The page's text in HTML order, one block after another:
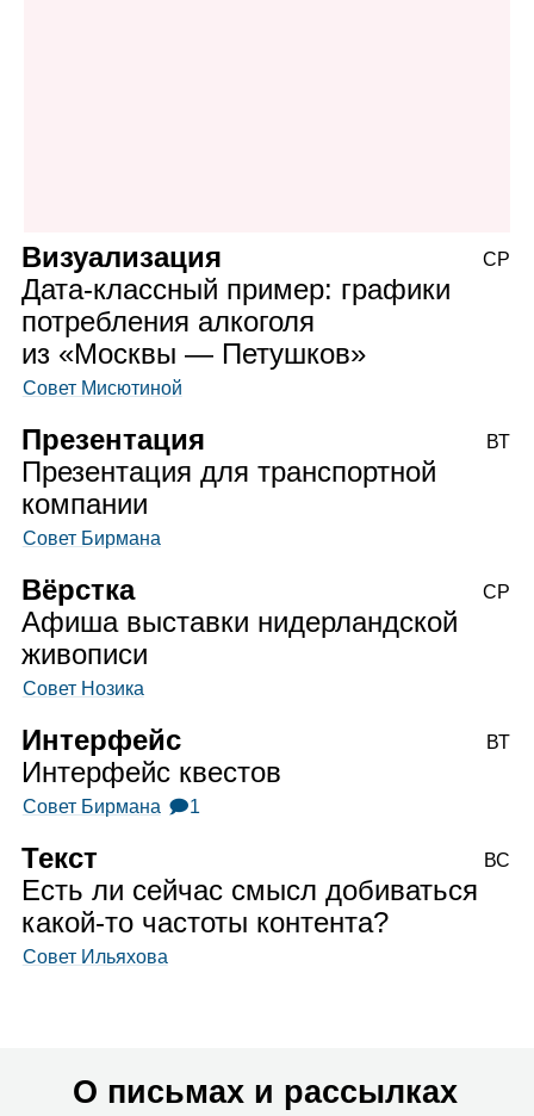
Визуализация
Дата‑классный пример: графики
потребления алкоголя
из «Москвы — Петушков»
Совет Мисютиной
СР
Презентация
Презентация для транспортной
компании
Совет Бирмана
ВТ
Вёрстка
Афиша выставки нидерландской
живописи
Совет Нозика
СР
Интерфейс
Интерфейс квестов
Совет Бирмана 🗩1
ВТ
Текст
Есть ли сейчас смысл добиваться
какой‑то частоты контента?
Совет Ильяхова
ВС
О письмах и рассылках